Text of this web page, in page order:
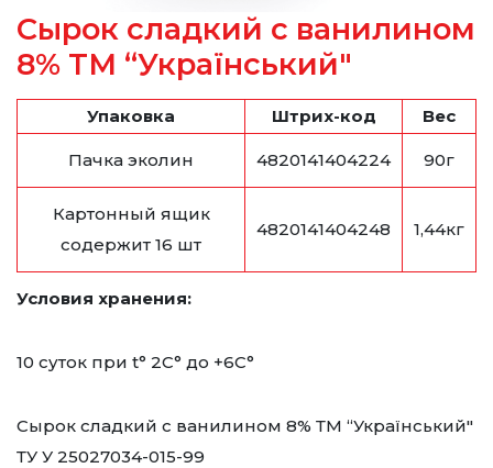
Сырок сладкий с ванилином
8% ТМ “Український"
Упаковка Штрих-код Вес
Пачка эколин 4820141404224 90г
Картонный ящик
содержит 16 шт
4820141404248 1,44кг
Условия хранения:
10 суток при t° 2С° до +6С°
Сырок сладкий с ванилином 8% ТМ “Український"
ТУ У 25027034-015-99